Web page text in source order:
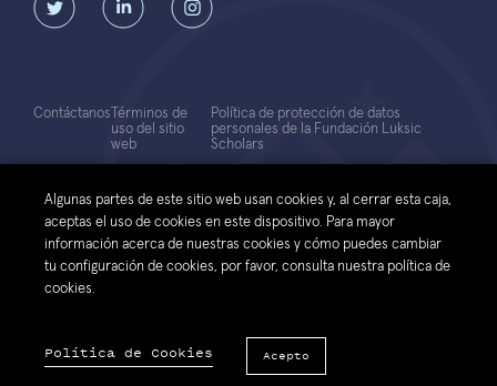
© 2026 Fundación Luksic Scholars. Todos los Derechos Reservados
Contáctanos Términos de
uso del sitio
web
Política de protección de datos
personales de la Fundación Luksic
Scholars
Algunas partes de este sitio web usan cookies y, al cerrar esta caja,
aceptas el uso de cookies en este dispositivo. Para mayor
información acerca de nuestras cookies y cómo puedes cambiar
tu configuración de cookies, por favor, consulta nuestra política de
cookies.
Política de Cookies Acepto